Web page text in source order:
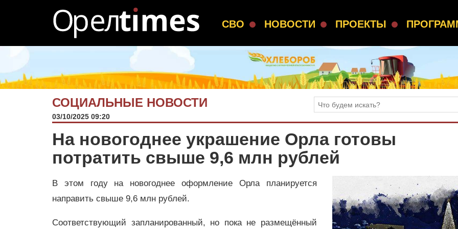
СВО НОВОСТИ ПРОЕКТЫ
СОЦИАЛЬНЫЕ НОВОСТИ
03/10/2025 09:20
На новогоднее украшение Орла готовы
потратить свыше 9,6 млн рублей
В этом году на новогоднее оформление Орла планируется
направить свыше 9,6 млн рублей.
Соответствующий запланированный, но пока не размещённый